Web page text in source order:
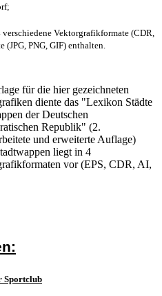
Vektorgrafikformate (CDR,
PNG, GIF) enthalten.
für die hier gezeichneten
diente das "Lexikon Städte
der Deutschen
Republik" (2.
und erweiterte Auflage)
liegt in 4
vor (EPS, CDR, AI,
Sportclub